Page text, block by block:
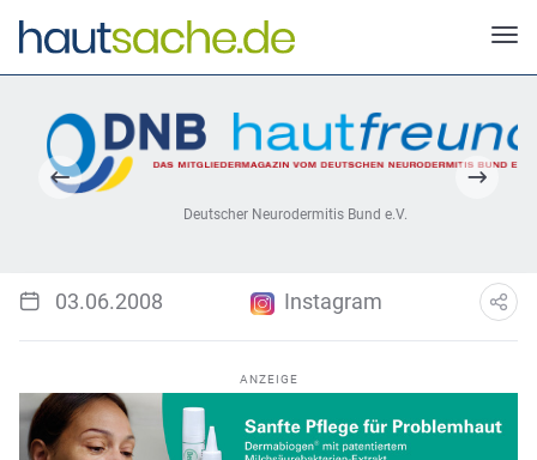
Deutscher Neurodermitis Bund e.V.
03.06.2008 Instagram
ANZEIGE